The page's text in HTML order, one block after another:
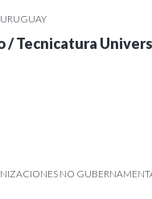
/ Tecnicatura
NO